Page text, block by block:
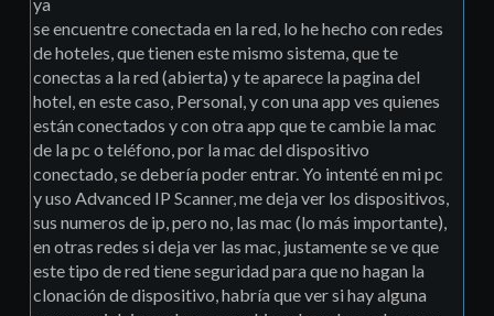
se encuentre conectada en la red, lo he hecho con redes
de hoteles, que tienen este mismo sistema, que te
conectas a la red (abierta) y te aparece la pagina del
hotel, en este caso, Personal, y con una app ves quienes
están conectados y con otra app que te cambie la mac
de la pc o teléfono, por la mac del dispositivo
conectado, se debería poder entrar. Yo intenté en mi pc
y uso Advanced IP Scanner, me deja ver los dispositivos,
sus numeros de ip, pero no, las mac (lo más importante),
en otras redes si deja ver las mac, justamente se ve que
este tipo de red tiene seguridad para que no hagan la
clonación de dispositivo, habría que ver si hay alguna